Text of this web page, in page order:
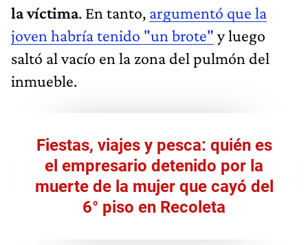
la víctima. En tanto, argumentó que la
joven habría tenido "un brote" y luego
saltó al vacío en la zona del pulmón del
inmueble.
Fiestas, viajes y pesca: quién es
el empresario detenido por la
muerte de la mujer que cayó del
6° piso en Recoleta